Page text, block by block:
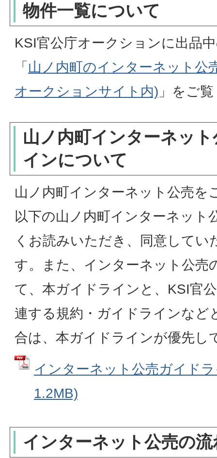
物件一覧について
KSI官公庁オークションに出品
「 山ノ内町のインターネット公
オークションサイト内) 」をご
山ノ内町インターネッ
インについて
山ノ内町インターネット公売を
以下の山ノ内町インターネット
くお読みいただき、同意してい
す。また、インターネット公売
て、本ガイドラインと、KSI官
連する規約・ガイドラインなど
合は、本ガイドラインが優先し
インターネット公売ガイド
1.2MB)
インターネット公売の